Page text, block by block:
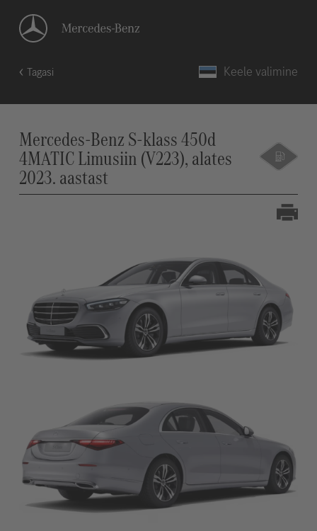
Tagasi Keele valimine
Mercedes-Benz S-klass 450d
4MATIC Limusiin (V223), alates
2023. aastast